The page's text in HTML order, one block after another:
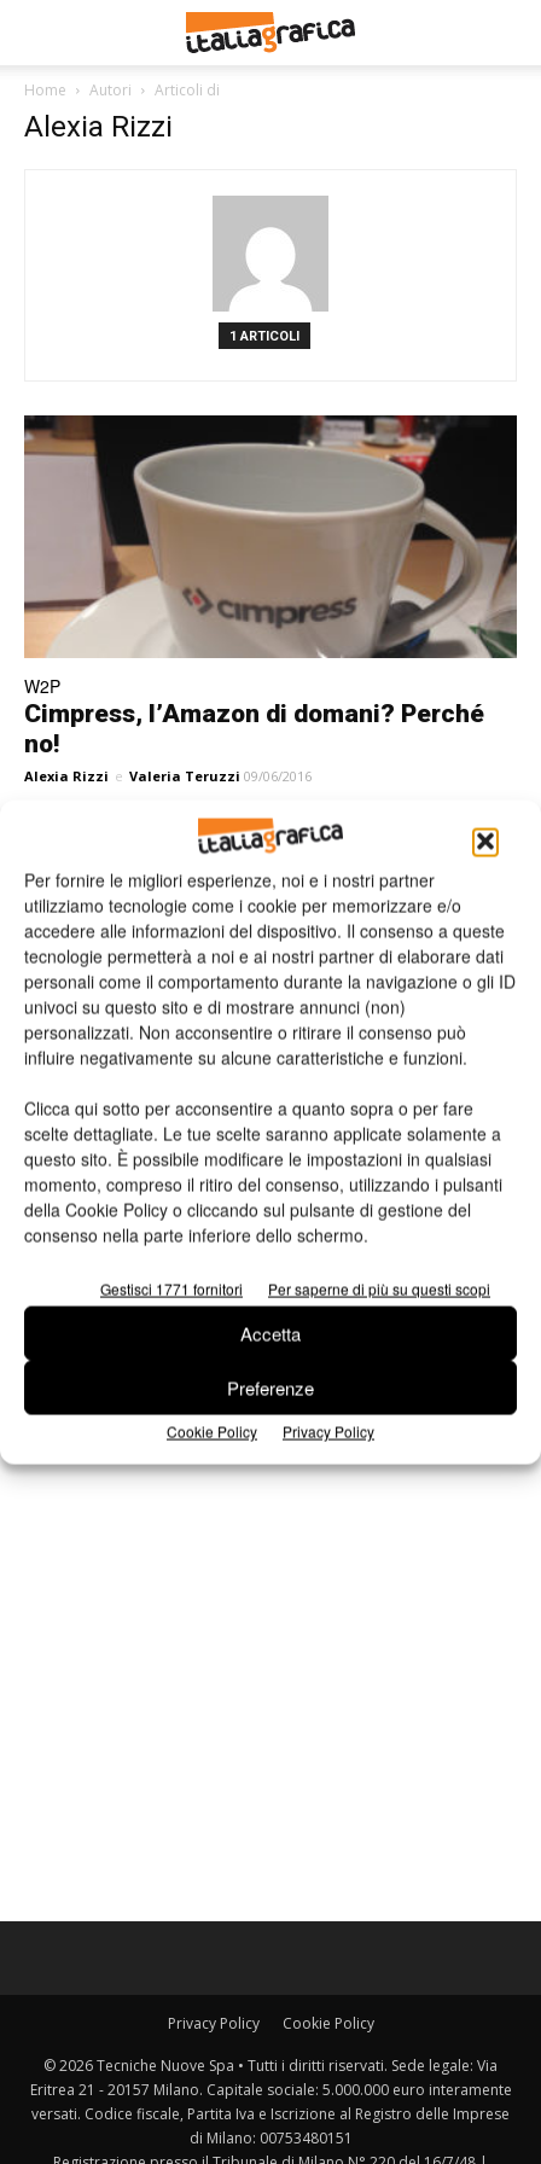
Per fornire le migliori esperienze, noi e i nostri partner
utilizziamo tecnologie come i cookie per memorizzare e/o
accedere alle informazioni del dispositivo. Il consenso a queste
tecnologie permetterà a noi e ai nostri partner di elaborare dati
personali come il comportamento durante la navigazione o gli ID
univoci su questo sito e di mostrare annunci (non)
personalizzati. Non acconsentire o ritirare il consenso può
influire negativamente su alcune caratteristiche e funzioni.
Clicca qui sotto per acconsentire a quanto sopra o per fare
scelte dettagliate. Le tue scelte saranno applicate solamente a
questo sito. È possibile modificare le impostazioni in qualsiasi
momento, compreso il ritiro del consenso, utilizzando i pulsanti
della Cookie Policy o cliccando sul pulsante di gestione del
consenso nella parte inferiore dello schermo.
Gestisci 1771 fornitori Per saperne di più su questi scopi
Accetta
Preferenze
Cookie Policy Privacy Policy
Home Autori Articoli di
Alexia Rizzi
1 ARTICOLI
W2P
Cimpress, l’Amazon di domani? Perché
no!
Alexia Rizzi e Valeria Teruzzi 09/06/2016
Leggi la rivista
n.2 - Giugno 2026 n.1 - Maggio 2026 n.6 - Dicembre 2025
Edicola Web
Privacy Policy Cookie Policy
© 2026 Tecniche Nuove Spa • Tutti i diritti riservati. Sede legale: Via
Eritrea 21 - 20157 Milano. Capitale sociale: 5.000.000 euro interamente
versati. Codice fiscale, Partita Iva e Iscrizione al Registro delle Imprese
di Milano: 00753480151